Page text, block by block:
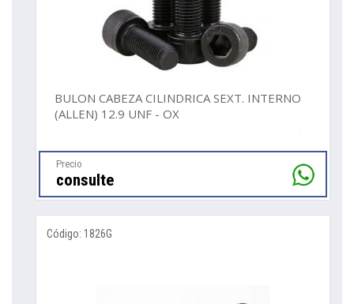
BULON CABEZA CILINDRICA SEXT. INTERNO
(ALLEN) 12.9 UNF - OX
Precio
consulte
Código: 1826G